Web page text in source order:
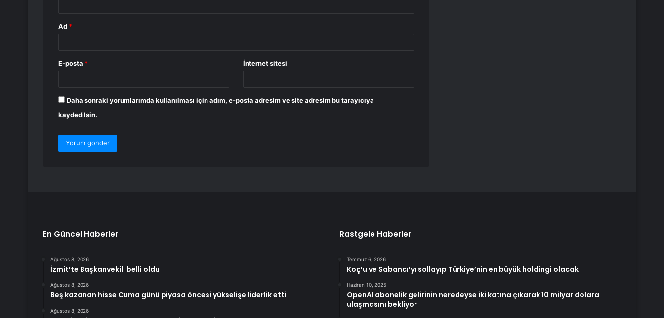
Ad *
E-posta * İnternet sitesi
Daha sonraki yorumlarımda kullanılması için adım, e-posta adresim ve site adresim bu tarayıcıya
kaydedilsin.
En Güncel Haberler
Ağustos 8, 2026
İzmit’te Başkanvekili belli oldu
Ağustos 8, 2026
Beş kazanan hisse Cuma günü piyasa öncesi yükselişe liderlik etti
Ağustos 8, 2026
Rastgele Haberler
Temmuz 6, 2026
Koç’u ve Sabancı’yı sollayıp Türkiye’nin en büyük holdingi olacak
Haziran 10, 2025
OpenAI abonelik gelirinin neredeyse iki katına çıkarak 10 milyar dolara
ulaşmasını bekliyor